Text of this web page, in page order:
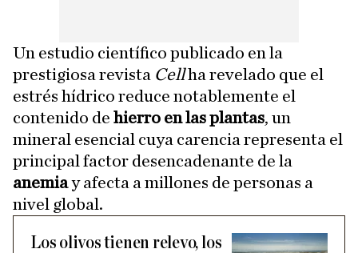
Un estudio científico publicado en la
prestigiosa revista Cellha revelado que el
estrés hídrico reduce notablemente el
contenido de hierro en las plantas, un
mineral esencial cuya carencia representa el
principal factor desencadenante de la
anemiay afecta a millones de personas a
nivel global.
Los olivos tienen relevo, los